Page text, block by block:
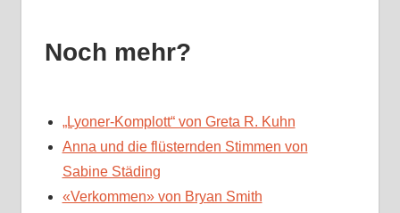
Noch mehr?
„Lyoner-Komplott“ von Greta R. Kuhn
Anna und die flüsternden Stimmen von
Sabine Städing
«Verkommen» von Bryan Smith